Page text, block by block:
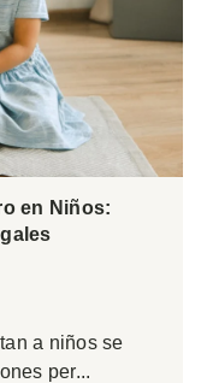
en Niños:
a niños se
per...